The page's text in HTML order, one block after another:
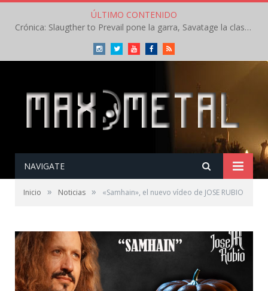
ÚLTIMO CONTENIDO
Crónica: Slaugther to Prevail pone la garra, Savatage la clase en la apertura del Leyendas del Rock – Miércoles – Agosto 2026
InstagramTwitterYoutubeFacebookRSS
NAVIGATE
Inicio » Noticias » «Samhain», el nuevo vídeo de JOSE RUBIO